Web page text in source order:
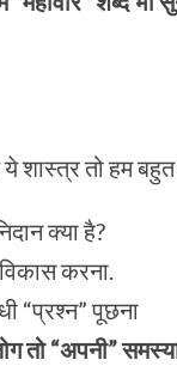
शास्त्र तो हम
क्या है?
करना.
“प्रश्न” पूछना
तो “अपनी”